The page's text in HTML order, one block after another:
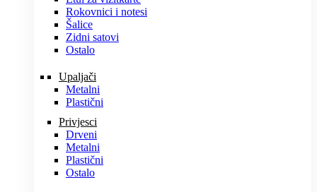
Rokovnici i notesi
Šalice
Zidni satovi
Ostalo
Upaljači
Metalni
Plastični
Privjesci
Drveni
Metalni
Plastični
Ostalo